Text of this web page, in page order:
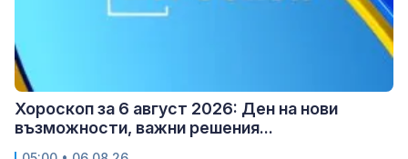
Хороскоп за 6 август 2026: Ден на нови
възможности, важни решения...